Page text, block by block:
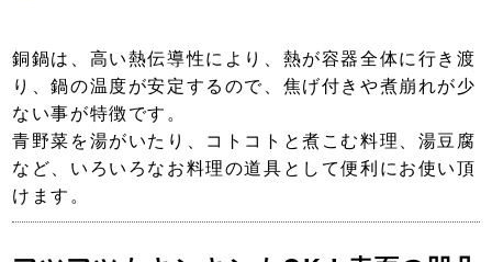
銅鍋は、高い熱伝導性により、熱が容器全体に行き渡
り、鍋の温度が安定するので、焦げ付きや煮崩れが少
ない事が特徴です。
青野菜を湯がいたり、コトコトと煮こむ料理、湯豆腐
など、いろいろなお料理の道具として便利にお使い頂
けます。